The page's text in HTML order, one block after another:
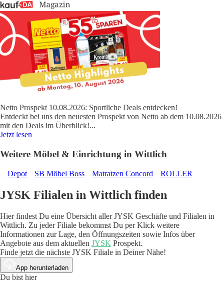
Netto Prospekt 10.08.2026: Sportliche Deals entdecken!
Entdeckt bei uns den neuesten Prospekt von Netto ab dem 10.08.2026
mit den Deals im Überblick!...
Jetzt lesen
Weitere Möbel & Einrichtung in Wittlich
Depot SB Möbel Boss Matratzen Concord ROLLER
JYSK Filialen in Wittlich finden
Hier findest Du eine Übersicht aller JYSK Geschäfte und Filialen in
Wittlich. Zu jeder Filiale bekommst Du per Klick weitere
Informationen zur Lage, den Öffnungszeiten sowie Infos über
Angebote aus dem aktuellen JYSK Prospekt.
Finde jetzt die nächste JYSK Filiale in Deiner Nähe!
App herunterladen
Du bist hier